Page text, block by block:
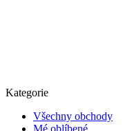
Kategorie
Všechny obchody
Mé oblíbené